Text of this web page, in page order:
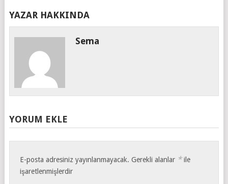
YAZAR HAKKINDA
Sema
YORUM EKLE
E-posta adresiniz yayınlanmayacak. Gerekli alanlar *ile
işaretlenmişlerdir